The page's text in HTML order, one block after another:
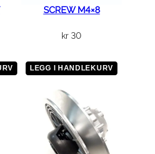
SCREW M4×8
kr 30
LEGG I HANDLEKURV